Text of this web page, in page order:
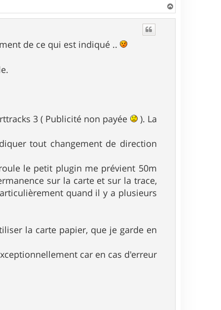
a
de ce qui est indiqué ..
3 ( Publicité non payée
). La
tout changement de direction
le petit plugin me prévient 50m
sur la carte et sur la trace,
quand il y a plusieurs
la carte papier, que je garde en
car en cas d'erreur